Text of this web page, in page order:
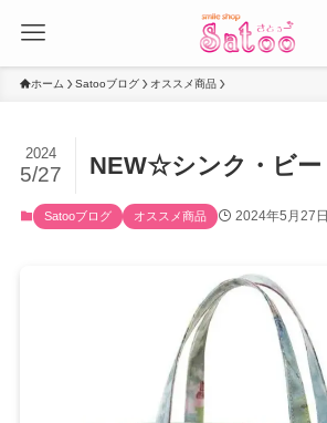
ホーム Satooブログ オススメ商品
NEW☆シンク・ビー
2024
5/27
Satooブログ オススメ商品 2024年5月27日